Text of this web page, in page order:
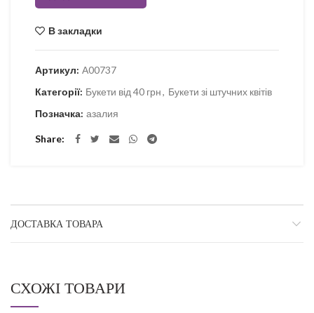
В закладки
Артикул: А00737
Категорії: Букети від 40 грн, Букети зі штучних квітів
Позначка: азалия
Share
ДОСТАВКА ТОВАРА
СХОЖІ ТОВАРИ